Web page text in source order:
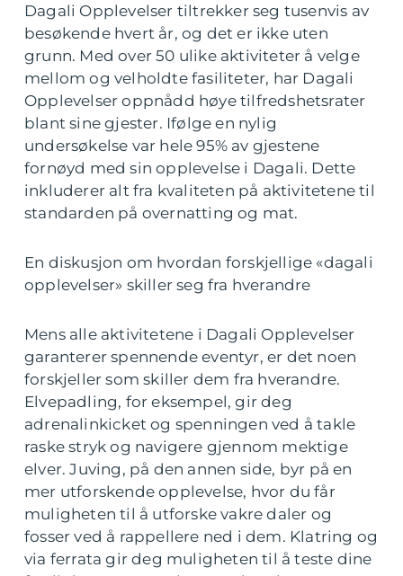
Dagali Opplevelser tiltrekker seg tusenvis av
besøkende hvert år, og det er ikke uten
grunn. Med over 50 ulike aktiviteter å velge
mellom og velholdte fasiliteter, har Dagali
Opplevelser oppnådd høye tilfredshetsrater
blant sine gjester. Ifølge en nylig
undersøkelse var hele 95% av gjestene
fornøyd med sin opplevelse i Dagali. Dette
inkluderer alt fra kvaliteten på aktivitetene til
standarden på overnatting og mat.
En diskusjon om hvordan forskjellige «dagali
opplevelser» skiller seg fra hverandre
Mens alle aktivitetene i Dagali Opplevelser
garanterer spennende eventyr, er det noen
forskjeller som skiller dem fra hverandre.
Elvepadling, for eksempel, gir deg
adrenalinkicket og spenningen ved å takle
raske stryk og navigere gjennom mektige
elver. Juving, på den annen side, byr på en
mer utforskende opplevelse, hvor du får
muligheten til å utforske vakre daler og
fosser ved å rappellere ned i dem. Klatring og
via ferrata gir deg muligheten til å teste dine